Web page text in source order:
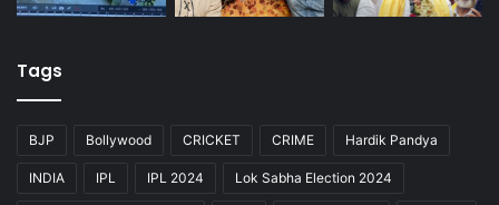
Tags
BJP Bollywood CRICKET CRIME Hardik Pandya
INDIA IPL IPL 2024 Lok Sabha Election 2024